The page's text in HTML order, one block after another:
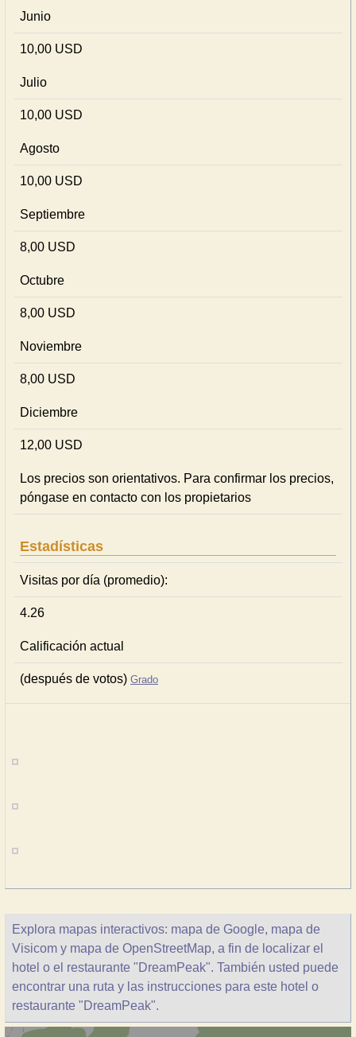
Junio
10,00 USD
Julio
10,00 USD
Agosto
10,00 USD
Septiembre
8,00 USD
Octubre
8,00 USD
Noviembre
8,00 USD
Diciembre
12,00 USD
Los precios son orientativos. Para confirmar los precios,
póngase en contacto con los propietarios
Estadísticas
Visitas por día (promedio):
4.26
Calificación actual
(después de votos) Grado
Explora mapas interactivos: mapa de Google, mapa de
Visicom y mapa de OpenStreetMap, a fin de localizar el
hotel o el restaurante "DreamPeak". También usted puede
encontrar una ruta y las instrucciones para este hotel o
restaurante "DreamPeak".